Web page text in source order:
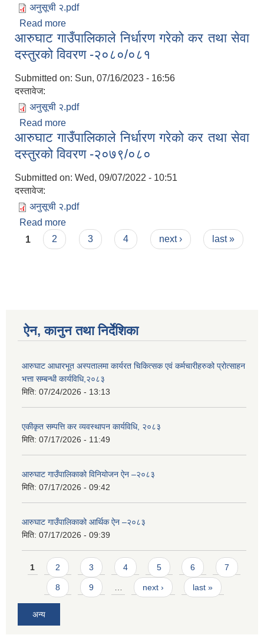
अनुसूची २.pdf
Read more
दस्तुरको विवरण -२०८१/०८२
आरुघाट गाउँपालिकाले निर्धारण गरेको कर तथा सेवा
दस्तुरको विवरण -२०८०/०८१
Submitted on: Sun, 07/16/2023 - 16:56
दस्तावेज:
अनुसूची २.pdf
Read more
दस्तुरको विवरण -२०८०/०८१
आरुघाट गाउँपालिकाले निर्धारण गरेको कर तथा सेवा
दस्तुरको विवरण -२०७९/०८०
Submitted on: Wed, 09/07/2022 - 10:51
दस्तावेज:
अनुसूची २.pdf
Read more
दस्तुरको विवरण -२०७९/०८०
Pages
1 2 3 4 next › last »
ऐन, कानुन तथा निर्देशिका
आरुघाट आधारभूत अस्पतालमा कार्यरत चिकित्सक एवं कर्मचारीहरुको प्रोत्साहन
भत्ता सम्बन्धी कार्यविधि,२०८३
मिति: 07/24/2026 - 13:13
एकीकृत सम्पत्ति कर व्यवस्थापन कार्यविधि, २०८३
मिति: 07/17/2026 - 11:49
आरुघाट गाउँपालिकाको विनियोजन ऐन –२०८३
मिति: 07/17/2026 - 09:42
आरुघाट गाउँपालिकाको आर्थिक ऐन –२०८३
मिति: 07/17/2026 - 09:39
Pages
1 2 3 4 5 6 7
8 9 next › last »
अन्य